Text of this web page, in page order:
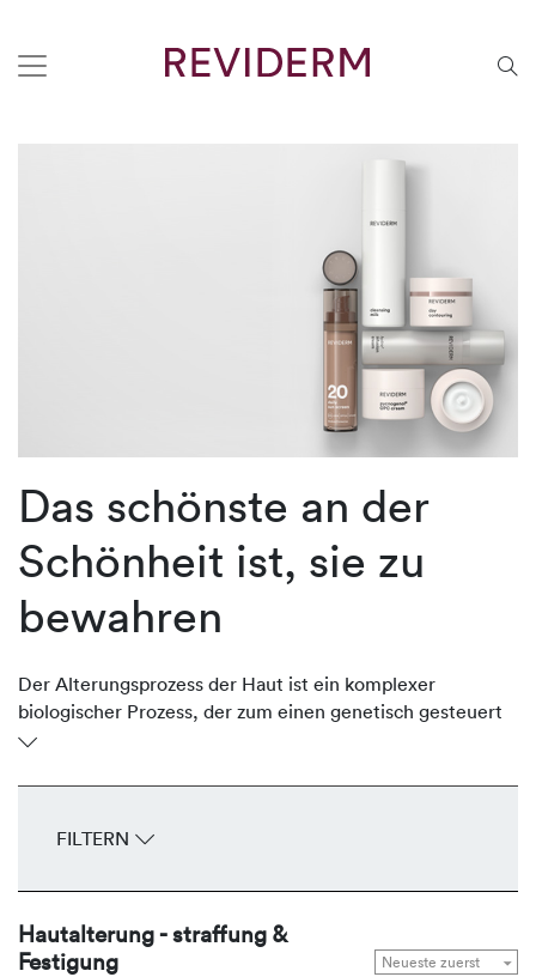
Das schönste an der
Schönheit ist, sie zu
bewahren
Der Alterungsprozess der Haut ist ein komplexer
biologischer Prozess, der zum einen genetisch gesteuert
(Zeitalterung) und zum anderen durch Umweltfaktoren
Prozesse prägen das Erscheinungsbild der Haut und
Elastizitäts- und Konturverlust sowie Hautverfärbungen
Regenerationsmechanismen anregen, die hauteigene
Kollagenproduktion stimulieren, Falten korrigieren, die
FILTERN
Hautalterung - straffung &
Festigung